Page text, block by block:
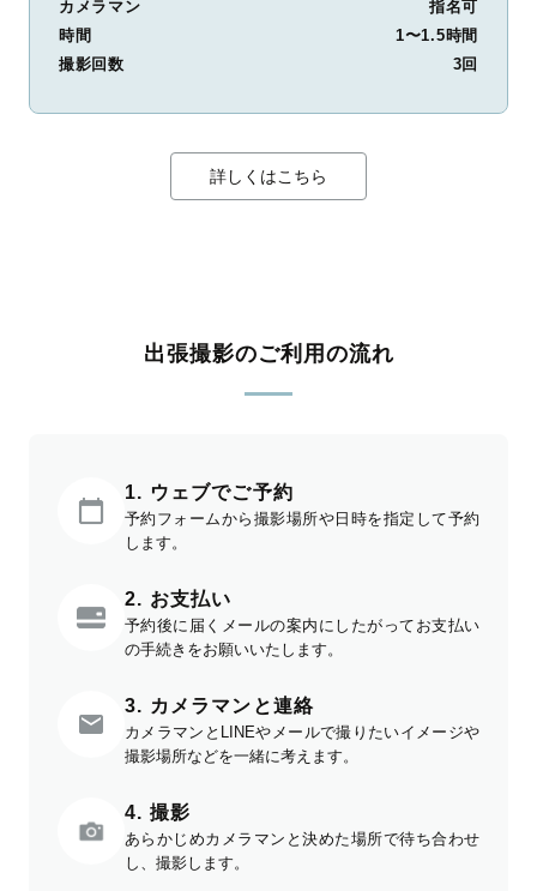
カメラマン
指名可
時間
1〜1.5時間
撮影回数
3回
詳しくはこちら
出張撮影のご利用の流れ
1. ウェブでご予約
予約フォームから撮影場所や日時を指定して予約
します。
2. お支払い
予約後に届くメールの案内にしたがってお支払い
の手続きをお願いいたします。
3. カメラマンと連絡
カメラマンとLINEやメールで撮りたいイメージや
撮影場所などを一緒に考えます。
4. 撮影
あらかじめカメラマンと決めた場所で待ち合わせ
し、撮影します。